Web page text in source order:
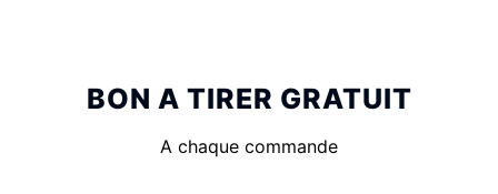
BON A TIRER GRATUIT
A chaque commande